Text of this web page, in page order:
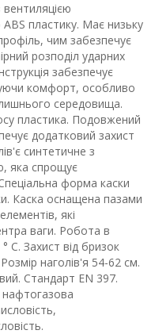
вентиляцією
пластику. Має низьку
чим забезпечує
розподіл ударних
забезпечує
комфорт, особливо
середовища.
пластика. Подовжений
додатковий захист
синтетичне з
яка спрощує
форма каски
Каска оснащена пазами
які
ваги. Робота в
C. Захист від бризок
наголів'я 54-62 см.
Стандарт EN 397.
нафтогазова